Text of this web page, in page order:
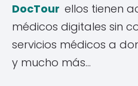
DocTour ellos tienen
médicos digitales sin
servicios médicos a
y mucho más...